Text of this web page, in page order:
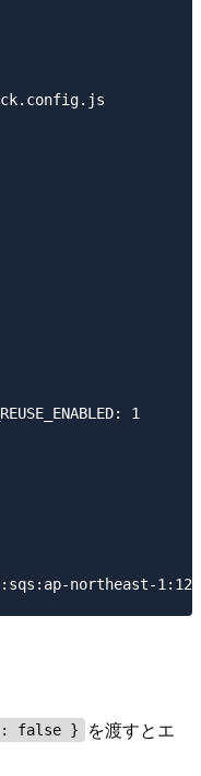
1
false }
を渡すとエ